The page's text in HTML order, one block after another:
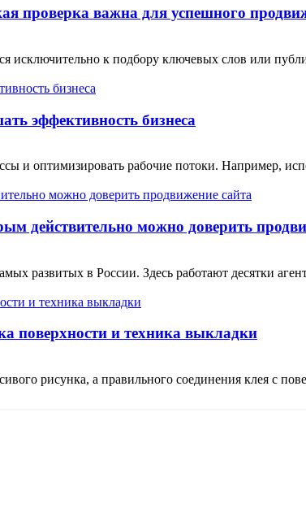
проверка важна для успешного
исключительно к подбору ключевых слов или
эффективность бизнеса
и оптимизировать рабочие потоки. Например,
действительно можно доверить
развитых в России. Здесь работают десятки
поверхности и техника выкладки
рисунка, а правильного соединения клея с